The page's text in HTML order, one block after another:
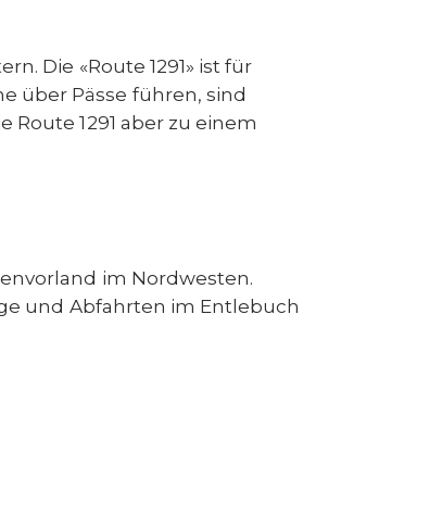
Die «Route 1291» ist für
über Pässe führen, sind
1291 aber zu einem
im Nordwesten.
und Abfahrten im Entlebuch